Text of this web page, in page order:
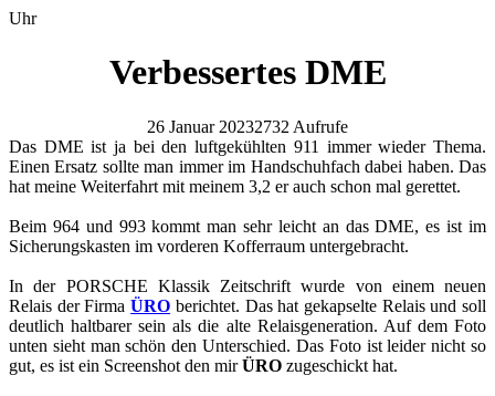
Uhr
Verbessertes DME
26 Januar 20232732 Aufrufe
Das DME ist ja bei den luftgekühlten 911 immer wieder Thema.
Einen Ersatz sollte man immer im Handschuhfach dabei haben. Das
hat meine Weiterfahrt mit meinem 3,2 er auch schon mal gerettet.
Beim 964 und 993 kommt man sehr leicht an das DME, es ist im
Sicherungskasten im vorderen Kofferraum untergebracht.
In der PORSCHE Klassik Zeitschrift wurde von einem neuen
Relais der FirmaÜRO berichtet. Das hat gekapselte Relais und soll
deutlich haltbarer sein als die alte Relaisgeneration. Auf dem Foto
unten sieht man schön den Unterschied. Das Foto ist leider nicht so
gut, es ist ein Screenshot den mirÜRO zugeschickt hat.